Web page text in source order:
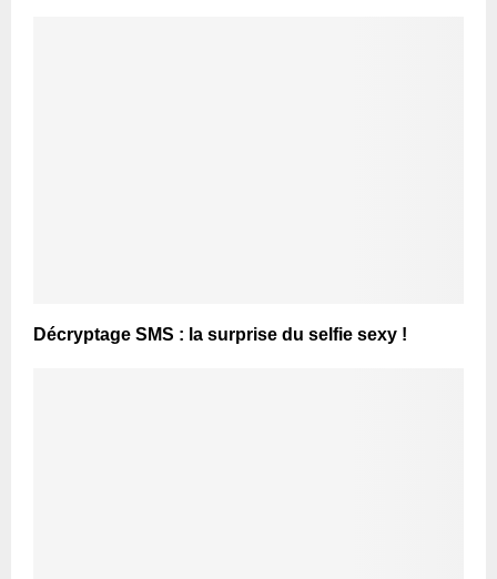
Décryptage SMS : la surprise du selfie sexy !